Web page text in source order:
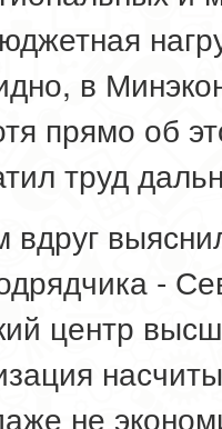
в
прямо об
труд
-
центр
не